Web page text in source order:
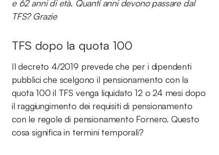
e 62 anni di età. Quanti anni devono passare dal
TFS? Grazie
TFS dopo la quota 100
Il decreto 4/2019 prevede che per i dipendenti
pubblici che scelgono il pensionamento con la
quota 100 il TFS venga liquidato 12 o 24 mesi dopo
il raggiungimento dei requisiti di pensionamento
con le regole di pensionamento Fornero. Questo
cosa significa in termini temporali?